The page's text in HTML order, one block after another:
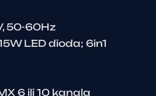
50-60Hz
LED dioda; 6in1
6 ili 10 kanala